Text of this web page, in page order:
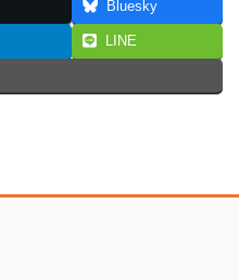
Bluesky
LINE